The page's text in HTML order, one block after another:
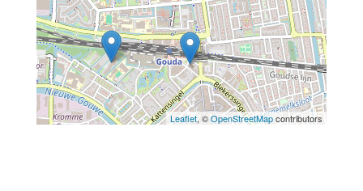
Leaflet, ©OpenStreetMapcontributors